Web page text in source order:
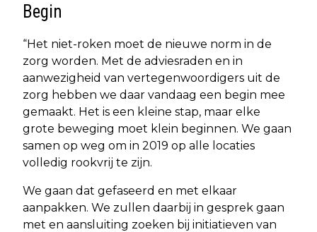
Begin
“Het niet-roken moet de nieuwe norm in de
zorg worden. Met de adviesraden en in
aanwezigheid van vertegenwoordigers uit de
zorg hebben we daar vandaag een begin mee
gemaakt. Het is een kleine stap, maar elke
grote beweging moet klein beginnen. We gaan
samen op weg om in 2019 op alle locaties
volledig rookvrij te zijn.
We gaan dat gefaseerd en met elkaar
aanpakken. We zullen daarbij in gesprek gaan
met en aansluiting zoeken bij initiatieven van